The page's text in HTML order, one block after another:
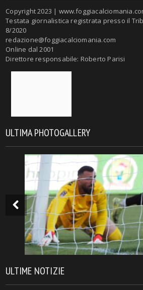
Copyright 2023 |
Testata giornalistica registrata presso il
8/2020
redazione@foggiacalciomania.com
Online dal 2001
Direttore responsabile: Roberto Parisi
ULTIMA PHOTOGALLERY
ULTIME NOTIZIE